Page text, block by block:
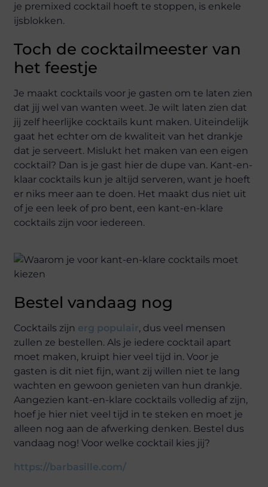
je premixed cocktail hoeft te stoppen, is enkele
ijsblokken.
Toch de cocktailmeester van
het feestje
Je maakt cocktails voor je gasten om te laten zien
dat jij wel van wanten weet. Je wilt laten zien dat
jij zelf heerlijke cocktails kunt maken. Uiteindelijk
gaat het echter om de kwaliteit van het drankje
dat je serveert. Mislukt het maken van een eigen
cocktail? Dan is je gast hier de dupe van. Kant-en-
klaar cocktails kun je altijd serveren, want je hoeft
er niks meer aan te doen. Het maakt dus niet uit
of je een leek of pro bent, een kant-en-klare
cocktails zijn voor iedereen.
Bestel vandaag nog
Cocktails zijn erg populair, dus veel mensen
zullen ze bestellen. Als je iedere cocktail apart
moet maken, kruipt hier veel tijd in. Voor je
gasten is dit niet fijn, want zij willen niet te lang
wachten en gewoon genieten van hun drankje.
Aangezien kant-en-klare cocktails volledig af zijn,
hoef je hier niet veel tijd in te steken en moet je
alleen nog aan de afwerking denken. Bestel dus
vandaag nog! Voor welke cocktail kies jij?
https://barbasille.com/